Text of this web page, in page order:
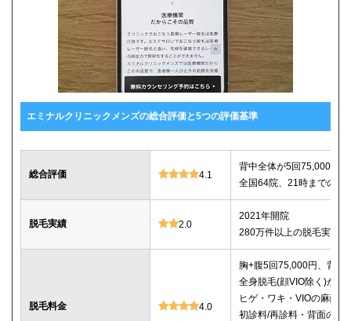
エミナルクリニックメンズの総合評価と5つの評価基準
総合評価 4.1
背中全体が5回75,000円
全国64院、21時までの診
脱毛実績 2.0
2021年開院
280万件以上の脱毛実績
脱毛料金 4.0
胸+腹5回75,000円、背中
全身脱毛(顔VIO除く)が5
ヒゲ・ワキ・VIOの麻酔
初診料/再診料・背面のシ